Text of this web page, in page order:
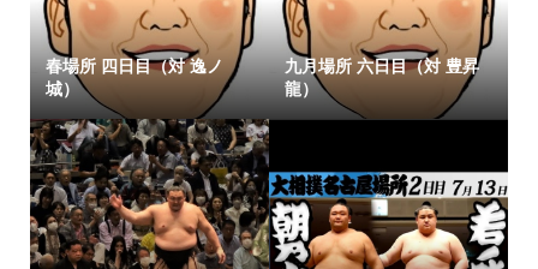
春場所 四日目（対 逸ノ
城）
九月場所 六日目（対 豊昇
龍）